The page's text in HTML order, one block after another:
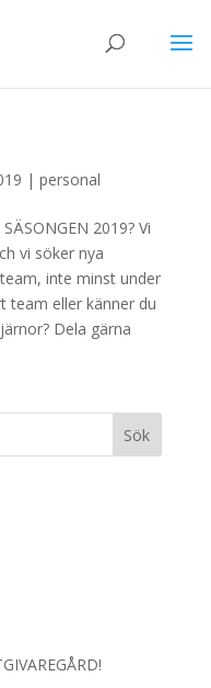
| personal
2019? Vi
vi söker nya
inte minst under
team eller känner du
Dela gärna